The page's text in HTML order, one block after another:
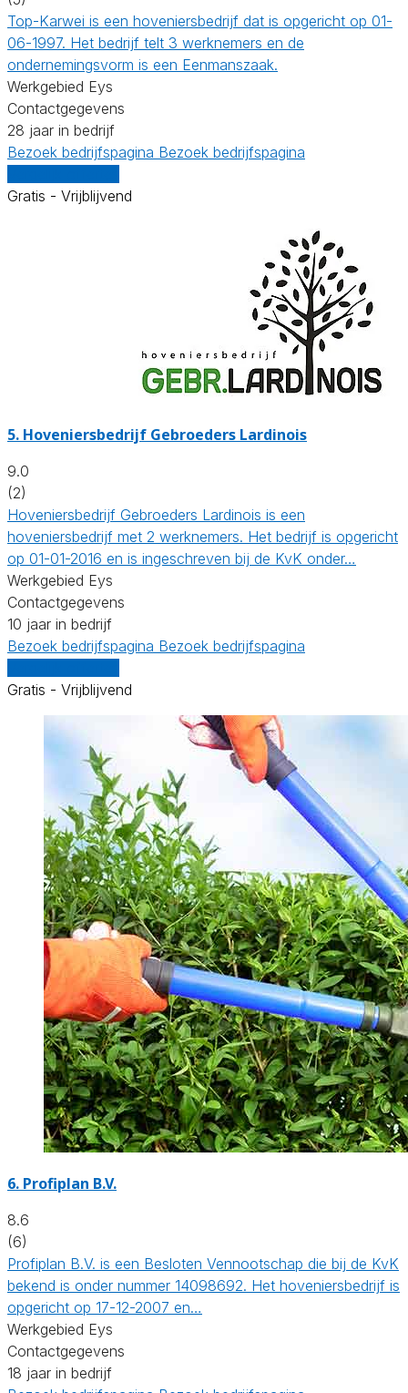
Top-Karwei is een hoveniersbedrijf dat is opgericht op 01-
06-1997. Het bedrijf telt 3 werknemers en de
ondernemingsvorm is een Eenmanszaak.
Werkgebied Eys
Contactgegevens
28 jaar in bedrijf
Bezoek bedrijfspagina Bezoek bedrijfspagina
Gratis - Vrijblijvend
5. Hoveniersbedrijf Gebroeders Lardinois
9.0
(2)
Hoveniersbedrijf Gebroeders Lardinois is een
hoveniersbedrijf met 2 werknemers. Het bedrijf is opgericht
op 01-01-2016 en is ingeschreven bij de KvK onder…
Werkgebied Eys
Contactgegevens
10 jaar in bedrijf
Bezoek bedrijfspagina Bezoek bedrijfspagina
Gratis - Vrijblijvend
6. Profiplan B.V.
8.6
(6)
Profiplan B.V. is een Besloten Vennootschap die bij de KvK
bekend is onder nummer 14098692. Het hoveniersbedrijf is
opgericht op 17-12-2007 en…
Werkgebied Eys
Contactgegevens
18 jaar in bedrijf